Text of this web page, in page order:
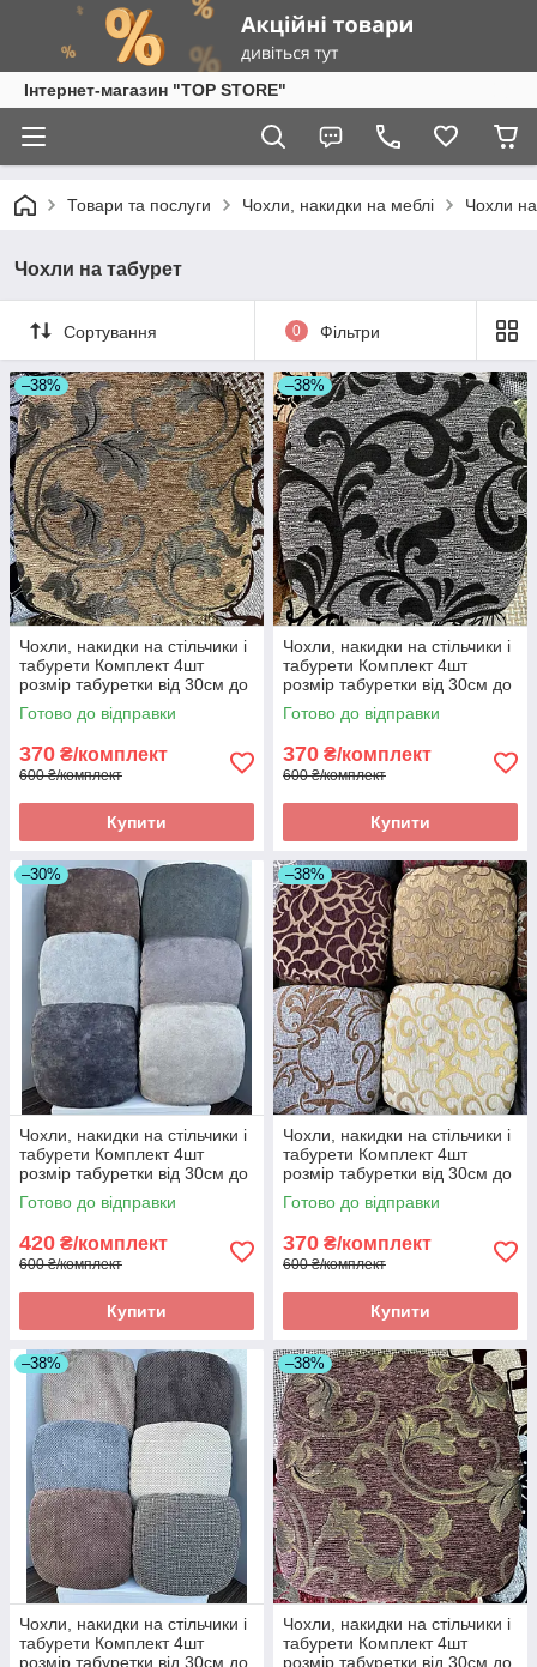
Інтернет-магазин "TOP STORE"
Товари та послуги Чохли, накидки на меблі Чохли
Чохли на табурет
Сортування 0 Фільтри
–38%
Чохли, накидки на стільчики і
табурети Комплект 4шт
розмір табуретки від 30см до
34см. Висока якість
Готово до відправки
370 ₴/комплект
600 ₴/комплект
Купити
–38%
Чохли, накидки на стільчики і
табурети Комплект 4шт
розмір табуретки від 30см до
34см. Висока якість
Готово до відправки
370 ₴/комплект
600 ₴/комплект
Купити
–30%
Чохли, накидки на стільчики і
табурети Комплект 4шт
розмір табуретки від 30см до
34см. Висока якість
Готово до відправки
420 ₴/комплект
600 ₴/комплект
Купити
–38%
Чохли, накидки на стільчики і
табурети Комплект 4шт
розмір табуретки від 30см до
34см. Висока якість
Готово до відправки
370 ₴/комплект
600 ₴/комплект
Купити
–38%
Чохли, накидки на стільчики і
табурети Комплект 4шт
розмір табуретки від 30см до
–38%
Чохли, накидки на стільчики і
табурети Комплект 4шт
розмір табуретки від 30см до